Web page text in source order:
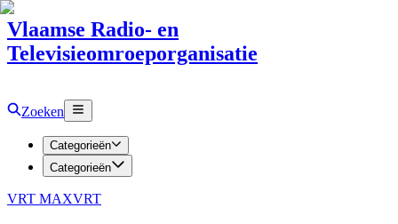
Vlaamse Radio- en
Televisieomroeporganisatie
Zoeken
Categorieën
Categorieën
VRT MAXVRT